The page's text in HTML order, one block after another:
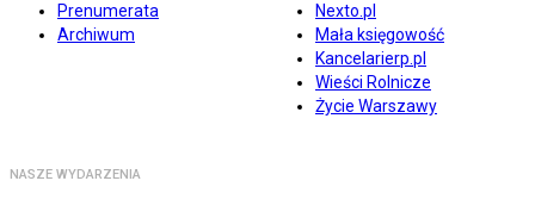
Prenumerata
Archiwum
Nexto.pl
Mała księgowość
Kancelarierp.pl
Wieści Rolnicze
Życie Warszawy
NASZE WYDARZENIA